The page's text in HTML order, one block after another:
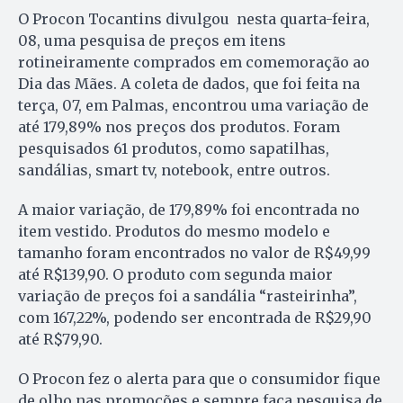
O Procon Tocantins divulgou nesta quarta-feira,
08, uma pesquisa de preços em itens
rotineiramente comprados em comemoração ao
Dia das Mães. A coleta de dados, que foi feita na
terça, 07, em Palmas, encontrou uma variação de
até 179,89% nos preços dos produtos. Foram
pesquisados 61 produtos, como sapatilhas,
sandálias, smart tv, notebook, entre outros.
A maior variação, de 179,89% foi encontrada no
item vestido. Produtos do mesmo modelo e
tamanho foram encontrados no valor de R$49,99
até R$139,90. O produto com segunda maior
variação de preços foi a sandália “rasteirinha”,
com 167,22%, podendo ser encontrada de R$29,90
até R$79,90.
O Procon fez o alerta para que o consumidor fique